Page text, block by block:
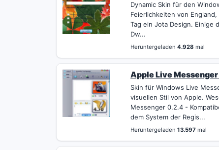
Dynamic Skin für den
Feierlichkeiten von
Tag ein Jota Design. Einige
Dw...
Heruntergeladen4.928 mal
Apple Live
Skin für Windows Live
visuellen Stil von Apple.
Messenger 0.2.4 -
dem System der Regis...
Heruntergeladen13.597 mal